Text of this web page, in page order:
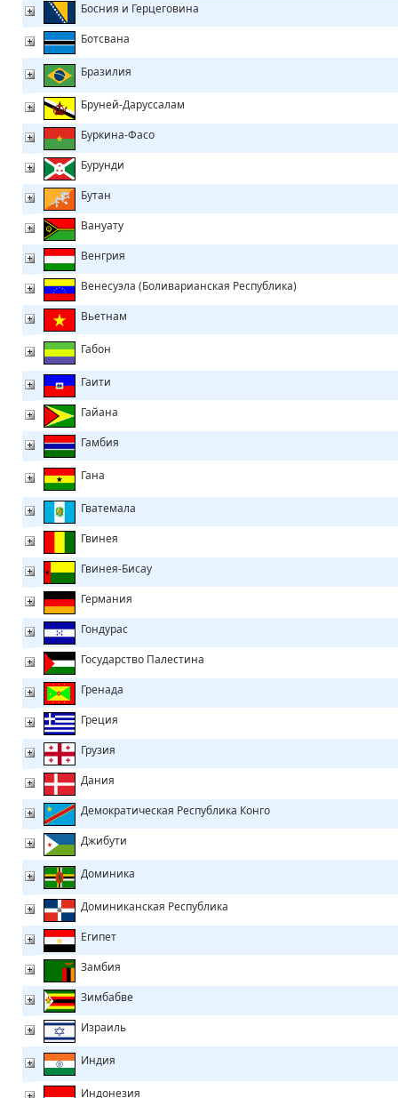
Босния и Герцеговина
Ботсвана
Бразилия
Бруней-Даруссалам
Буркина-Фасо
Бурунди
Бутан
Вануату
Венгрия
Венесуэла (Боливарианская Республика)
Вьетнам
Габон
Гаити
Гайана
Гамбия
Гана
Гватемала
Гвинея
Гвинея-Бисау
Германия
Гондурас
Государство Палестина
Гренада
Греция
Грузия
Дания
Демократическая Республика Конго
Джибути
Доминика
Доминиканская Республика
Египет
Замбия
Зимбабве
Израиль
Индия
Индонезия